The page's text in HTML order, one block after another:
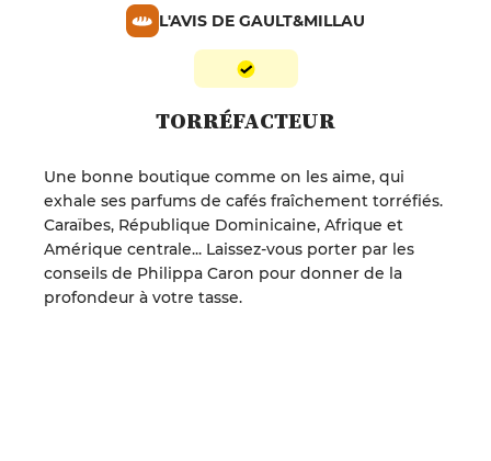
L'AVIS DE GAULT&MILLAU
TORRÉFACTEUR
Une bonne boutique comme on les aime, qui
exhale ses parfums de cafés fraîchement torréfiés.
Caraïbes, République Dominicaine, Afrique et
Amérique centrale... Laissez-vous porter par les
conseils de Philippa Caron pour donner de la
profondeur à votre tasse.